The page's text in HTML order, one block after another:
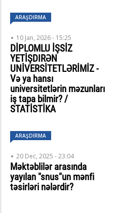
ARAŞDIRMA
10 Jan, 2026 - 15:25
DİPLOMLU İŞSİZ
YETİŞDIRƏN
UNİVERSİTETLƏRİMİZ -
Və ya hansı
universitetlərin məzunları
iş tapa bilmir? /
STATİSTİKA
ARAŞDIRMA
20 Dec, 2025 - 23:04
Məktəblilər arasında
yayılan "snus"un mənfi
təsirləri nələrdir?